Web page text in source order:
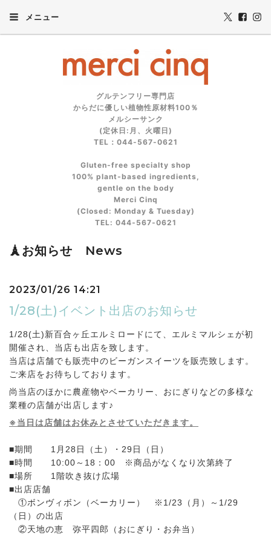
メニュー
グルテンフリー専門店
からだに優しい植物性原材料100％
メルシーサンク
(定休日:月、火曜日)
TEL：044-567-0621
Gluten‑free specialty shop
100% plant‑based ingredients,
gentle on the body
Merci Cinq
(Closed: Monday & Tuesday)
TEL: 044‑567‑0621
🗼お知らせ News
2023/01/26 14:21
1/28(土)イベント出店のお知らせ
1/28(土)新百合ヶ丘エルミロードにて、エルミマルシェが初
開催され、当店も出店を致します。
当店は店舗でも販売中のビーガンスイーツを販売致します。
ご来店をお待ちしております。
尚当店のほかに農産物やベーカリー、おにぎりなどの多様な
業種の店舗が出店します♪
※当日は店舗はお休みとさせていただきます。
■期間 1月28日（土）・29日（日）
■時間 10:00～18：00 ※商品がなくなり次第終了
■場所 1階吹き抜け広場
■出店店舗
①ボンヴィボン（ベーカリー） ※1/23（月）～1/29
（日）の出店
②天地の恵 弥平四郎（おにぎり・お弁当）